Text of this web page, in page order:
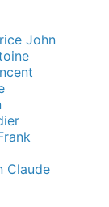
John
Claude